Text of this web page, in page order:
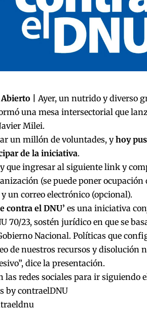
| Ayer, un nutrido y diverso
una mesa intersectorial que
Milei.
un millón de voluntades, yhoy
de la iniciativa.
que ingresar al siguientelink y
(se puede poner ocupación
un correo electrónico (opcional).
contra el DNU’ es una iniciativa
70/23, sostén jurídico en que se
Nacional. Políticas que
de nuestros recursos y disolución
dice la presentación.
las redes sociales para ir siguiendo
by contraelDNU